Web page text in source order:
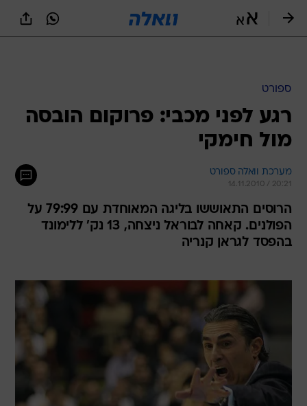
ספורט
רגע לפני מכבי: פרוקום הובסה
מול חימקי
מערכת וואלה ספורט
14.11.2010 / 20:21
הרוסים התאוששו בליגה המאוחדת עם 79:99 על
הפולנים. קאחה לבוראל ניצחה, 13 נק' ללימונד
בהפסד לגראן קנריה